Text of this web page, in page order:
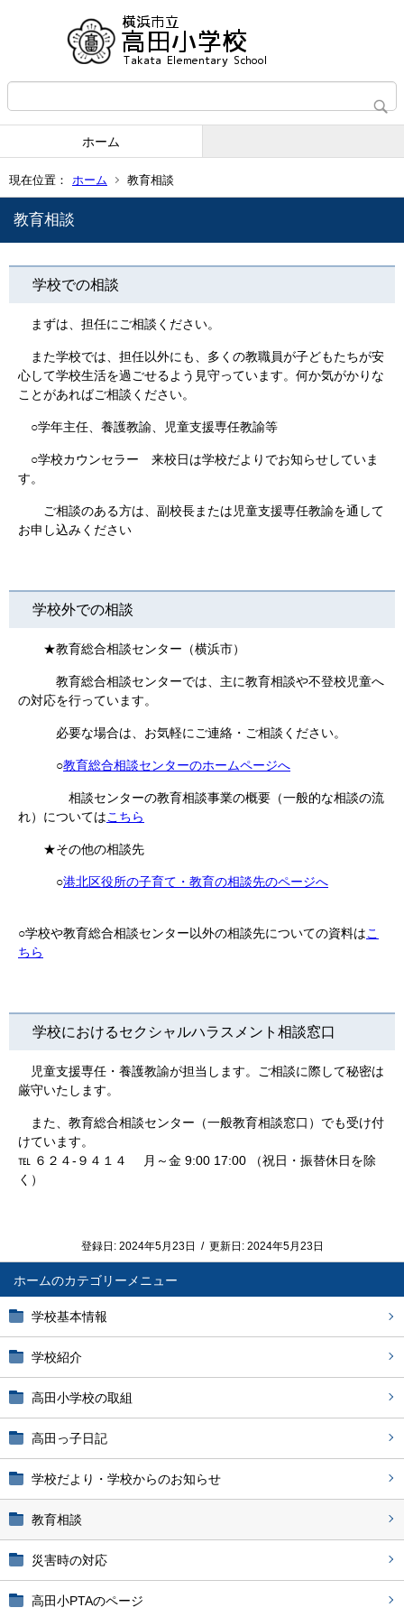
ホーム
現在位置： ホーム 教育相談
ホーム
学校基本情報
学校紹介
高田小学校の取組
高田っ子日記
学校だより・学校からのお知らせ
教育相談
災害時の対応
高田小PTAのページ
教育相談
学校での相談
まずは、担任にご相談ください。
また学校では、担任以外にも、多くの教職員が子どもたちが安
心して学校生活を過ごせるよう見守っています。何か気がかりな
ことがあればご相談ください。
○学年主任、養護教諭、児童支援専任教諭等
○学校カウンセラー 来校日は学校だよりでお知らせしていま
す。
ご相談のある方は、副校長または児童支援専任教諭を通して
お申し込みください
学校外での相談
★教育総合相談センター（横浜市）
教育総合相談センターでは、主に教育相談や不登校児童へ
の対応を行っています。
必要な場合は、お気軽にご連絡・ご相談ください。
○教育総合相談センターのホームページへ
相談センターの教育相談事業の概要（一般的な相談の流
れ）についてはこちら
★その他の相談先
○港北区役所の子育て・教育の相談先のページへ
○学校や教育総合相談センター以外の相談先についての資料はこ
ちら
学校におけるセクシャルハラスメント相談窓口
児童支援専任・養護教諭が担当します。ご相談に際して秘密は
厳守いたします。
また、教育総合相談センター（一般教育相談窓口）でも受け付
けています。
℡ ６２４-９４１４ 月～金 9:00 17:00 （祝日・振替休日を除
く）
登録日: 2024年5月23日 / 更新日: 2024年5月23日